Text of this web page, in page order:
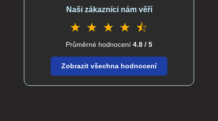
Naši zákazníci nám věří
★ ★ ★ ★ ⯪
Průměrné hodnocení 4.8 / 5
Zobrazit všechna hodnocení